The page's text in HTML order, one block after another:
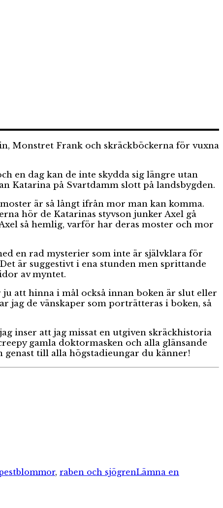
Monstret Frank och skräckböckerna för vuxna
en dag kan de inte skydda sig längre utan
Katarina på Svartdamm slott på landsbygden.
är så långt ifrån mor man kan komma.
hör de Katarinas styvson junker Axel gå
så hemlig, varför har deras moster och mor
en rad mysterier som inte är självklara för
är suggestivt i ena stunden men sprittande
av myntet.
att hinna i mål också innan boken är slut eller
de vänskaper som porträtteras i boken, så
inser att jag missat en utgiven skräckhistoria
gamla doktormasken och alla glänsande
till alla högstadieungar du känner!
, raben och sjögrenLämna en